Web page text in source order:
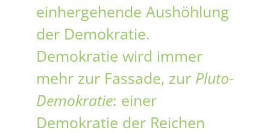
einhergehende Aushöhlung
der Demokratie.
Demokratie wird immer
mehr zur Fassade, zur Pluto-
Demokratie: einer
Demokratie der Reichen